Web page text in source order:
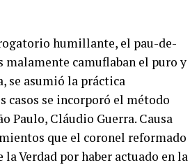
humillante, el pau-de-
malamente camuflaban el puro y
se asumió la práctica
casos se incorporó el método
Paulo, Cláudio Guerra. Causa
que el coronel reformado
Verdad por haber actuado en la